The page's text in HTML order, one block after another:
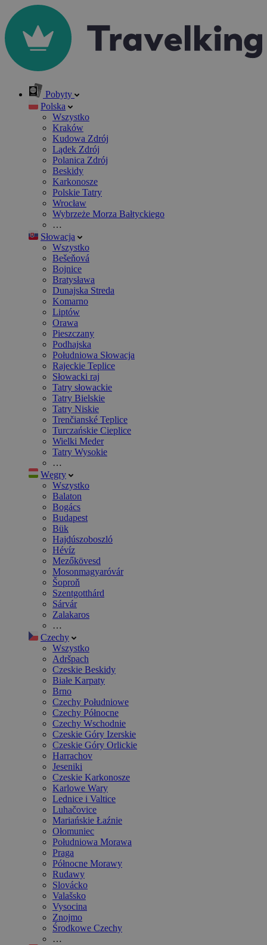
Pobyty
Polska
Wszystko
Kraków
Kudowa Zdrój
Lądek Zdrój
Polanica Zdrój
Beskidy
Karkonosze
Polskie Tatry
Wrocław
Wybrzeże Morza Bałtyckiego
…
Słowacja
Wszystko
Bešeňová
Bojnice
Bratysława
Dunajska Streda
Komarno
Liptów
Orawa
Pieszczany
Podhajska
Południowa Słowacja
Rajeckie Teplice
Słowacki raj
Tatry słowackie
Tatry Bielskie
Tatry Niskie
Trenčianské Teplice
Turczańskie Cieplice
Wielki Meder
Tatry Wysokie
…
Węgry
Wszystko
Balaton
Bogács
Budapest
Bük
Hajdúszoboszló
Hévíz
Mezőkövesd
Mosonmagyaróvár
Šoproň
Szentgotthárd
Sárvár
Zalakaros
…
Czechy
Wszystko
Adršpach
Czeskie Beskidy
Białe Karpaty
Brno
Czechy Południowe
Czechy Północne
Czechy Wschodnie
Czeskie Góry Izerskie
Czeskie Góry Orlickie
Harrachov
Jeseniki
Czeskie Karkonosze
Karlowe Wary
Lednice i Valtice
Luhačovice
Mariańskie Łaźnie
Ołomuniec
Południowa Morawa
Praga
Północne Morawy
Rudawy
Slovácko
Valašsko
Vysocina
Znojmo
Środkowe Czechy
…